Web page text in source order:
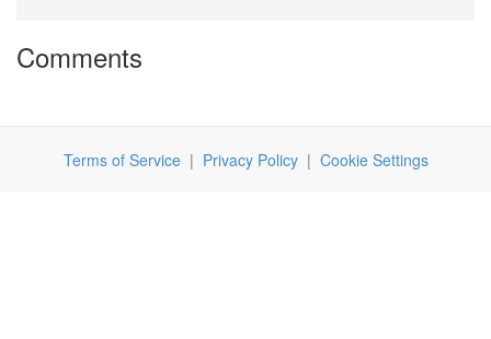
Comments
Terms of Service| Privacy Policy| Cookie Settings